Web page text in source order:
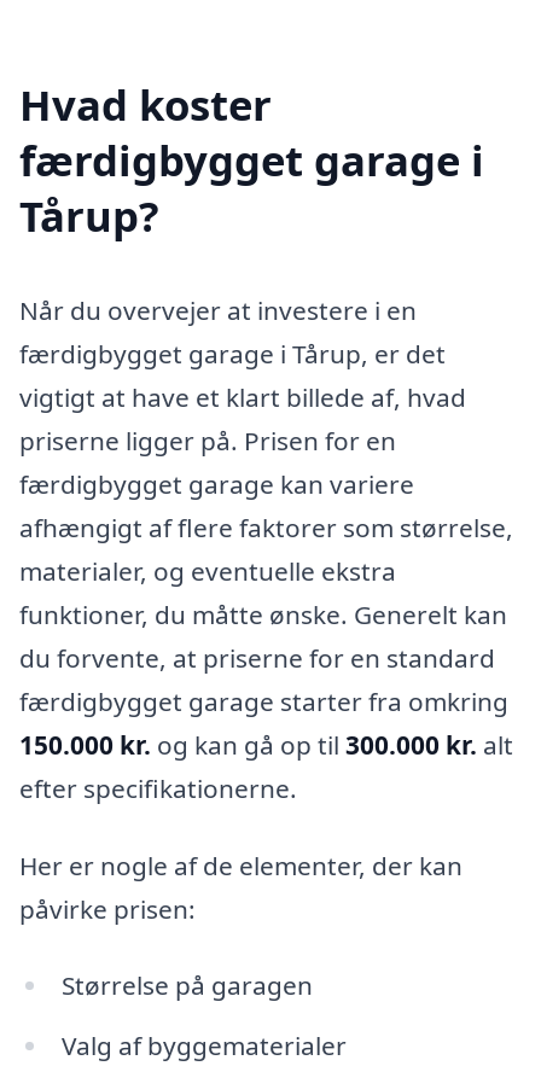
Hvad koster
færdigbygget garage i
Tårup?
Når du overvejer at investere i en
færdigbygget garage i Tårup, er det
vigtigt at have et klart billede af, hvad
priserne ligger på. Prisen for en
færdigbygget garage kan variere
afhængigt af flere faktorer som størrelse,
materialer, og eventuelle ekstra
funktioner, du måtte ønske. Generelt kan
du forvente, at priserne for en standard
færdigbygget garage starter fra omkring
150.000 kr. og kan gå op til 300.000 kr. alt
efter specifikationerne.
Her er nogle af de elementer, der kan
påvirke prisen:
Størrelse på garagen
Valg af byggematerialer